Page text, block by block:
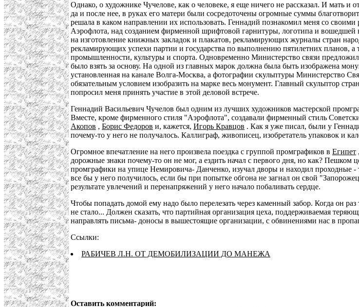
Однако, о художнике Чучелове, как о человеке, я еще ничего не рассказал. И мать и
да и после нее, в руках его матери были сосредоточены огромные суммы
решала в каком направлении их использовать. Геннадий познакомил меня со
Аэрофлота, над созданием фирменной шрифтовой гарнитуры, логотипа и
на изготовление книжных закладок и плакатов, рекламирующих журналы стран
рекламирующих успехи партии и государства по выполнению пятилетних планов,
промышленности, культуры и спорта. Одновременно Министерство связи
было взять за основу. На одной из главных марок должна была быть изображена
установленная на канале Волга-Москва, а фотографии скульптуры Министерство
обязательным условием изобразить на марке весь монумент. Главный скульптор
попросил меня принять участие в этой деловой встрече.
Геннадий Васильевич Чучелов был одним из лучших художников мастерской
Вместе, кроме фирменного стиля "Аэрофлота", создавали фирменный стиль
Акопов , Борис Федоров и, кажется, Игорь Кравцов . Как я уже писал, были у
почему-то у него не получалось. Каллиграф, живописец, изобретатель упаковок и
Огромное впечатление на него произвела поездка с группой промграфиков в Египет
дорожные знаки почему-то он не мог, а ездить начал с первого дня, но как?
промграфики на упице Немировича- Данченко, изучал дворы и находил проходные
все бы у него получилось, если бы при попытке обгона не загнал он свой
результате увлечений и перенапряжений у него начало побаливать сердце.
Чтобы попадать домой ему надо было перелезать через каменный забор. Когда он
не стало... Должен сказать, что партийная организация цеха, поддерживаемая
направлять письма- доносы в вышестоящие организации, с обвинениями нас в
Ссылки:
РАБИЧЕВ Л.Н. ОТ ДЕМОБИЛИЗАЦИИ ДО МАНЕЖА
Оставить комментарий: